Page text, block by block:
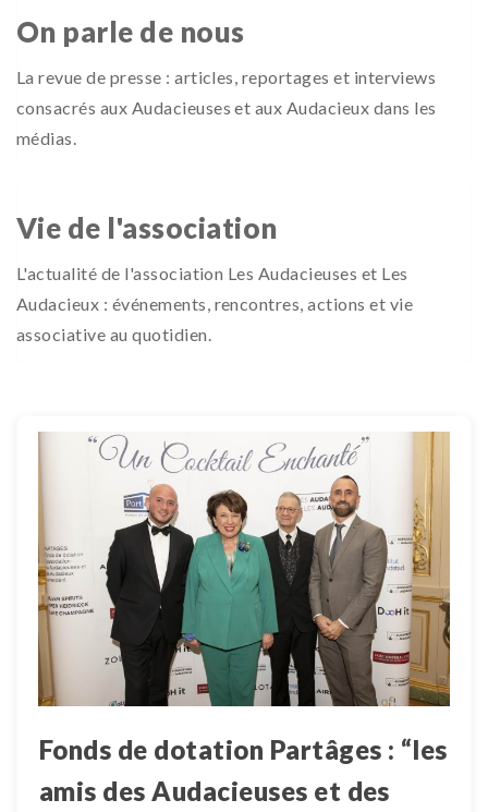
Fonds de dotation Partâges : “les
amis des Audacieuses et des
On parle de nous
La revue de presse : articles, reportages et interviews
consacrés aux Audacieuses et aux Audacieux dans les
médias.
Vie de l'association
L'actualité de l'association Les Audacieuses et Les
Audacieux : événements, rencontres, actions et vie
associative au quotidien.